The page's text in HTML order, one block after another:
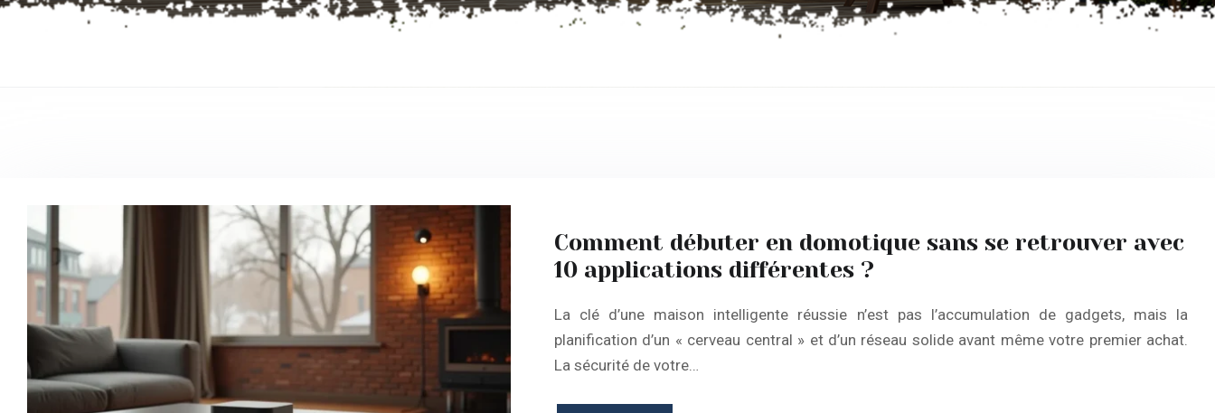
Comment débuter en domotique sans se retrouver avec
10 applications différentes ?
La clé d’une maison intelligente réussie n’est pas l’accumulation de gadgets, mais la
planification d’un « cerveau central » et d’un réseau solide avant même votre premier achat.
La sécurité de votre…